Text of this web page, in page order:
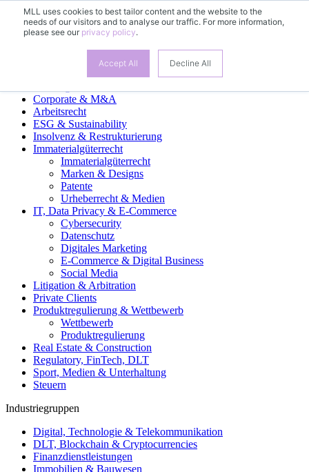
MLL uses cookies to best tailor content and the website to the
needs of our visitors and to analyse our traffic. For more information,
please see our privacy policy.
Accept All Decline All
Corporate & M&A
Arbeitsrecht
ESG & Sustainability
Insolvenz & Restrukturierung
Immaterialgüterrecht
Immaterialgüterrecht
Marken & Designs
Patente
Urheberrecht & Medien
IT, Data Privacy & E-Commerce
Cybersecurity
Datenschutz
Digitales Marketing
E-Commerce & Digital Business
Social Media
Litigation & Arbitration
Private Clients
Produktregulierung & Wettbewerb
Wettbewerb
Produktregulierung
Real Estate & Construction
Regulatory, FinTech, DLT
Sport, Medien & Unterhaltung
Steuern
Industriegruppen
Digital, Technologie & Telekommunikation
DLT, Blockchain & Cryptocurrencies
Finanzdienstleistungen
Immobilien & Bauwesen